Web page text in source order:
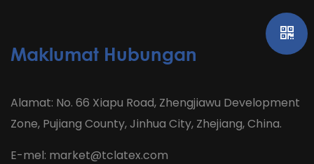
Maklumat Hubungan
Alamat: No. 66 Xiapu Road, Zhengjiawu Development
Zone, Pujiang County, Jinhua City, Zhejiang, China.
E-mel: market@tclatex.com